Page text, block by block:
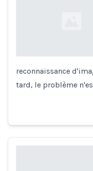
reconnaissance
tard, le problème